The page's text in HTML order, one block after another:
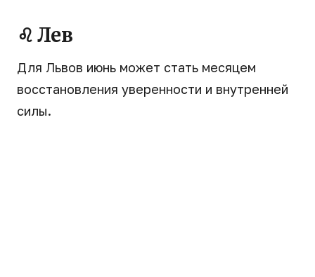
♌ Лев
Для Львов июнь может стать месяцем
восстановления уверенности и внутренней
силы.